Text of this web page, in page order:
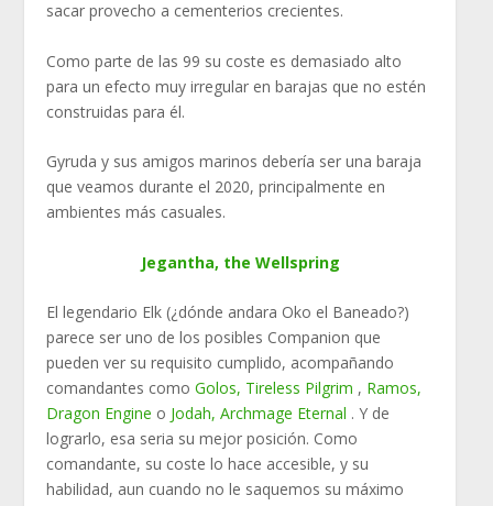
sacar provecho a cementerios crecientes.
Como parte de las 99 su coste es demasiado alto
para un efecto muy irregular en barajas que no estén
construidas para él.
Gyruda y sus amigos marinos debería ser una baraja
que veamos durante el 2020, principalmente en
ambientes más casuales.
Jegantha, the Wellspring
El legendario Elk (¿dónde andara Oko el Baneado?)
parece ser uno de los posibles Companion que
pueden ver su requisito cumplido, acompañando
comandantes comoGolos, Tireless Pilgrim , Ramos,
Dragon Engine o Jodah, Archmage Eternal . Y de
lograrlo, esa seria su mejor posición. Como
comandante, su coste lo hace accesible, y su
habilidad, aun cuando no le saquemos su máximo